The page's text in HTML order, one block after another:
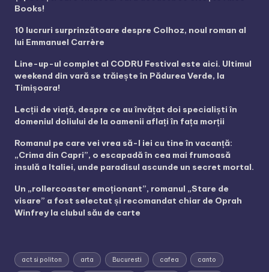
Books!
10 lucruri surprinzătoare despre Colhoz, noul roman al
lui Emmanuel Carrère
Line-up-ul complet al CODRU Festival este aici. Ultimul
weekend din vară se trăiește în Pădurea Verde, la
Timișoara!
Lecții de viață, despre ce au învățat doi specialiști în
domeniul doliului de la oamenii aflați în fața morții
Romanul pe care vei vrea să-l iei cu tine în vacanță:
„Crima din Capri”, o escapadă în cea mai frumoasă
insulă a Italiei, unde paradisul ascunde un secret mortal.
Un „rollercoaster emoționant”, romanul „Stare de
visare” a fost selectat și recomandat chiar de Oprah
Winfrey la clubul său de carte
act si politon arta Bucuresti cafea canto